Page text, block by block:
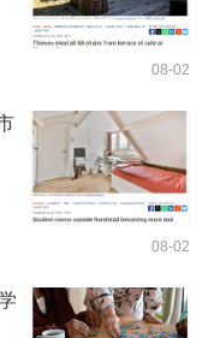
08-02
08-02